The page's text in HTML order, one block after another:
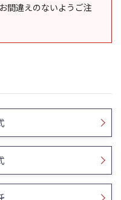
間違えのないようご注